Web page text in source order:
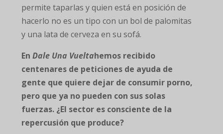
permite taparlas y quien está en posición de
hacerlo no es un tipo con un bol de palomitas
y una lata de cerveza en su sofá.
EnDale Una Vueltahemos recibido
centenares de peticiones de ayuda de
gente que quiere dejar de consumir porno,
pero que ya no pueden con sus solas
fuerzas. ¿El sector es consciente de la
repercusión que produce?